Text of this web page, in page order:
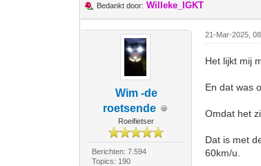
Bedankt door: Willeke_IGKT
Wim -de
roetsende
Roeifietser
Berichten: 7.594
Topics: 190
21-Mar-2025,
Het lijkt mij
En dat was
Omdat het
Dat is met
60km/u.